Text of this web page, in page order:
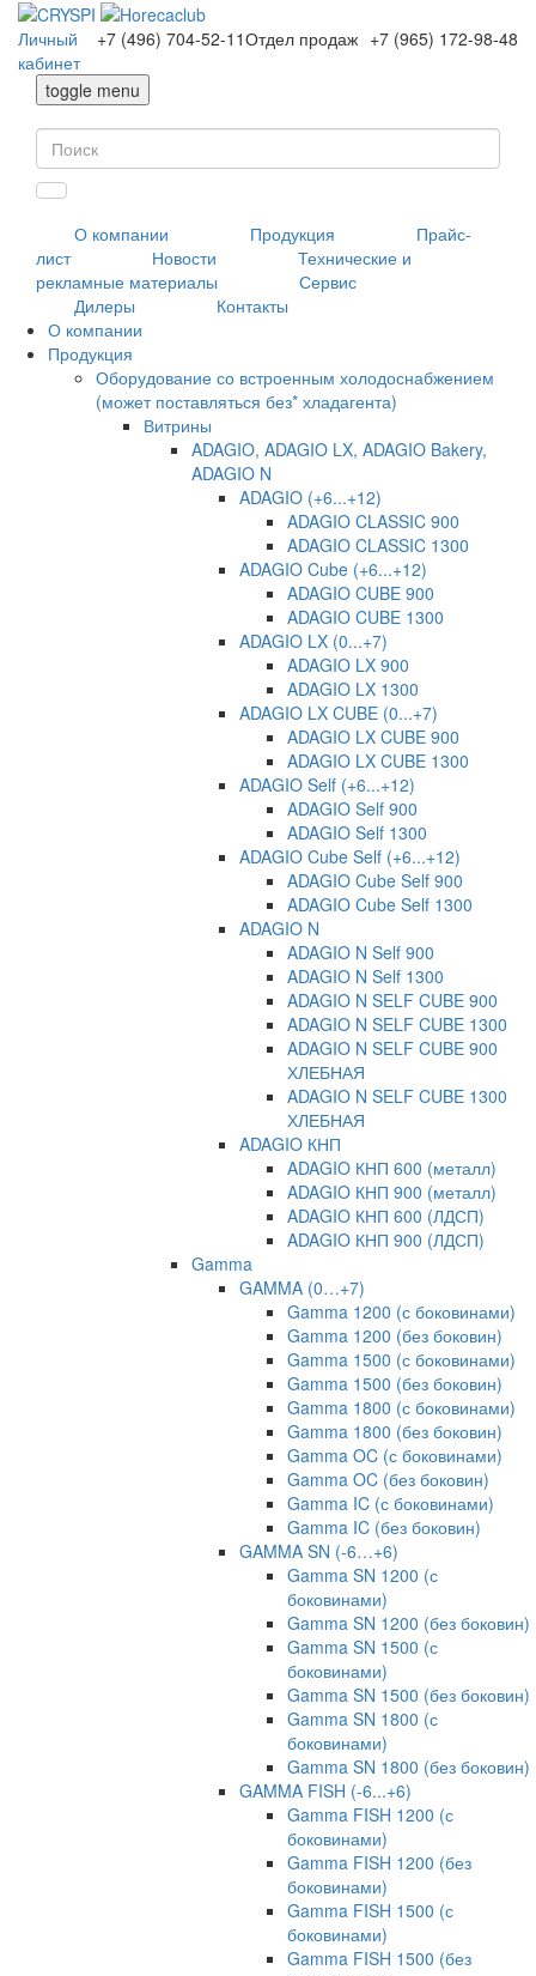
Личный
кабинет
+7 (496) 704-52-11Отдел продаж +7 (965) 172-98-48
toggle menu
О компании Продукция
Прайс-
лист
Новости
Технические и
рекламные материалы
Сервис
Дилеры
Контакты
О компании
Продукция
Оборудование со встроенным холодоснабжением
(может поставляться без* хладагента)
Витрины
ADAGIO, ADAGIO LX, ADAGIO Bakery,
ADAGIO N
ADAGIO (+6...+12)
ADAGIO CLASSIC 900
ADAGIO CLASSIC 1300
ADAGIO Cube (+6...+12)
ADAGIO CUBE 900
ADAGIO CUBE 1300
ADAGIO LX (0...+7)
ADAGIO LX 900
ADAGIO LX 1300
ADAGIO LX CUBE (0...+7)
ADAGIO LX CUBE 900
ADAGIO LX CUBE 1300
ADAGIO Self (+6...+12)
ADAGIO Self 900
ADAGIO Self 1300
ADAGIO Cube Self (+6...+12)
ADAGIO Cube Self 900
ADAGIO Cube Self 1300
ADAGIO N
ADAGIO N Self 900
ADAGIO N Self 1300
ADAGIO N SELF CUBE 900
ADAGIO N SELF CUBE 1300
ADAGIO N SELF CUBE 900
ХЛЕБНАЯ
ADAGIO N SELF CUBE 1300
ХЛЕБНАЯ
ADAGIO КНП
ADAGIO КНП 600 (металл)
ADAGIO КНП 900 (металл)
ADAGIO КНП 600 (ЛДСП)
ADAGIO КНП 900 (ЛДСП)
Gamma
GAMMA (0…+7)
Gamma 1200 (с боковинами)
Gamma 1200 (без боковин)
Gamma 1500 (с боковинами)
Gamma 1500 (без боковин)
Gamma 1800 (с боковинами)
Gamma 1800 (без боковин)
Gamma OC (с боковинами)
Gamma OC (без боковин)
Gamma IC (с боковинами)
Gamma IC (без боковин)
GAMMA SN (-6…+6)
Gamma SN 1200 (с
боковинами)
Gamma SN 1200 (без боковин)
Gamma SN 1500 (с
боковинами)
Gamma SN 1500 (без боковин)
Gamma SN 1800 (с
боковинами)
Gamma SN 1800 (без боковин)
GAMMA FISH (-6...+6)
Gamma FISH 1200 (с
боковинами)
Gamma FISH 1200 (без
боковинами)
Gamma FISH 1500 (с
боковинами)
Gamma FISH 1500 (без